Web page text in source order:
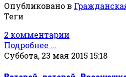
Опубликовано в
Теги
2 комментарии
Подробнее ...
Суббота, 23 мая 2015 15:18